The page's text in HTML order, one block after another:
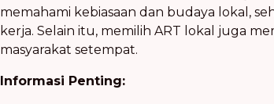
memahami kebiasaan dan budaya lokal,
kerja. Selain itu, memilih ART lokal juga
masyarakat setempat.
Informasi Penting: